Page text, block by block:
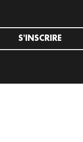
S'INSCRIRE